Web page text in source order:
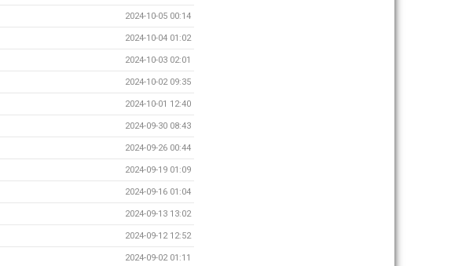
2024-10-05 00:14
2024-10-04 01:02
2024-10-03 02:01
2024-10-02 09:35
2024-10-01 12:40
2024-09-30 08:43
2024-09-26 00:44
2024-09-19 01:09
2024-09-16 01:04
2024-09-13 13:02
2024-09-12 12:52
2024-09-02 01:11